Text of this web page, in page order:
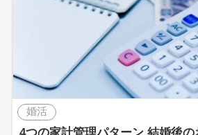
婚活
4つの家計管理パターン 結婚後